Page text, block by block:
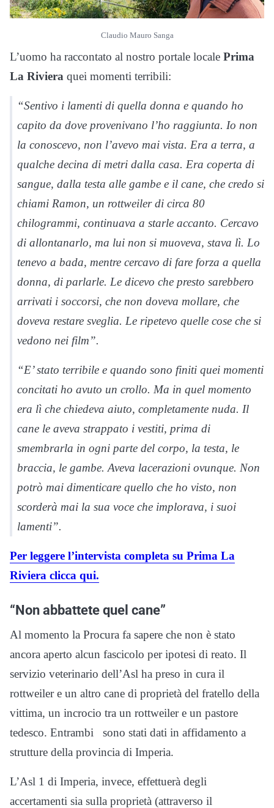
Claudio Mauro Sanga
L’uomo ha raccontato al nostro portale locale Prima
La Riviera quei momenti terribili:
“Sentivo i lamenti di quella donna e quando ho
capito da dove provenivano l’ho raggiunta. Io non
la conoscevo, non l’avevo mai vista. Era a terra, a
qualche decina di metri dalla casa. Era coperta di
sangue, dalla testa alle gambe e il cane, che credo si
chiami Ramon, un rottweiler di circa 80
chilogrammi, continuava a starle accanto. Cercavo
di allontanarlo, ma lui non si muoveva, stava lì. Lo
tenevo a bada, mentre cercavo di fare forza a quella
donna, di parlarle. Le dicevo che presto sarebbero
arrivati i soccorsi, che non doveva mollare, che
doveva restare sveglia. Le ripetevo quelle cose che si
vedono nei film”.
“E’ stato terribile e quando sono finiti quei momenti
concitati ho avuto un crollo. Ma in quel momento
era lì che chiedeva aiuto, completamente nuda. Il
cane le aveva strappato i vestiti, prima di
smembrarla in ogni parte del corpo, la testa, le
braccia, le gambe. Aveva lacerazioni ovunque. Non
potrò mai dimenticare quello che ho visto, non
scorderà mai la sua voce che implorava, i suoi
lamenti”.
Per leggere l’intervista completa su Prima La
Riviera clicca qui.
“Non abbattete quel cane”
Al momento la Procura fa sapere che non è stato
ancora aperto alcun fascicolo per ipotesi di reato. Il
servizio veterinario dell’Asl ha preso in cura il
rottweiler e un altro cane di proprietà del fratello della
vittima, un incrocio tra un rottweiler e un pastore
tedesco. Entrambi sono stati dati in affidamento a
strutture della provincia di Imperia.
L’Asl 1 di Imperia, invece, effettuerà degli
accertamenti sia sulla proprietà (attraverso il